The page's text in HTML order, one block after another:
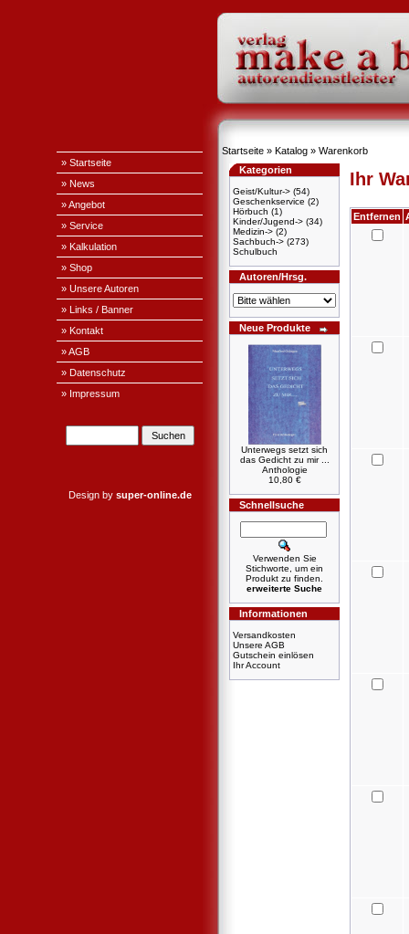
» Startseite
» News
» Angebot
» Service
» Kalkulation
» Shop
» Unsere Autoren
» Links / Banner
» Kontakt
» AGB
» Datenschutz
» Impressum
Design by super-online.de
Startseite » Katalog » Warenkorb
Kategorien
Geist/Kultur-> (54)
Geschenkservice (2)
Hörbuch (1)
Kinder/Jugend-> (34)
Medizin-> (2)
Sachbuch-> (273)
Schulbuch
Autoren/Hrsg.
Neue Produkte
Unterwegs setzt sich
das Gedicht zu mir ...
Anthologie
10,80 €
Schnellsuche
Verwenden Sie
Stichworte, um ein
Produkt zu finden.
erweiterte Suche
Informationen
Versandkosten
Unsere AGB
Gutschein einlösen
Ihr Account
Ihr
Entfernen